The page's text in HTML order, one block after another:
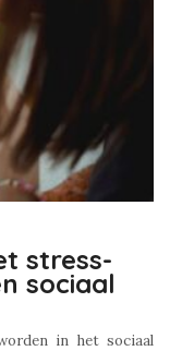
stress-
sociaal
in het sociaal